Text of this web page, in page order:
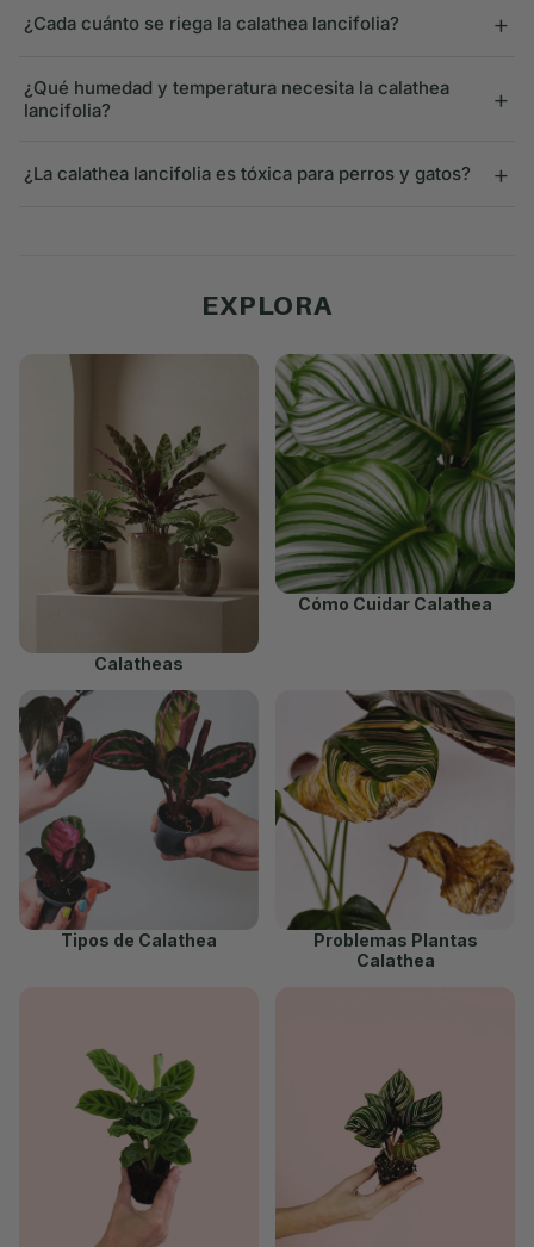
¿Cada cuánto se riega la calathea lancifolia? +
¿Qué humedad y temperatura necesita la calathea
lancifolia?
+
¿La calathea lancifolia es tóxica para perros y gatos? +
EXPLORA
Calatheas
Cómo Cuidar Calathea
Tipos de Calathea
Problemas Plantas
Calathea